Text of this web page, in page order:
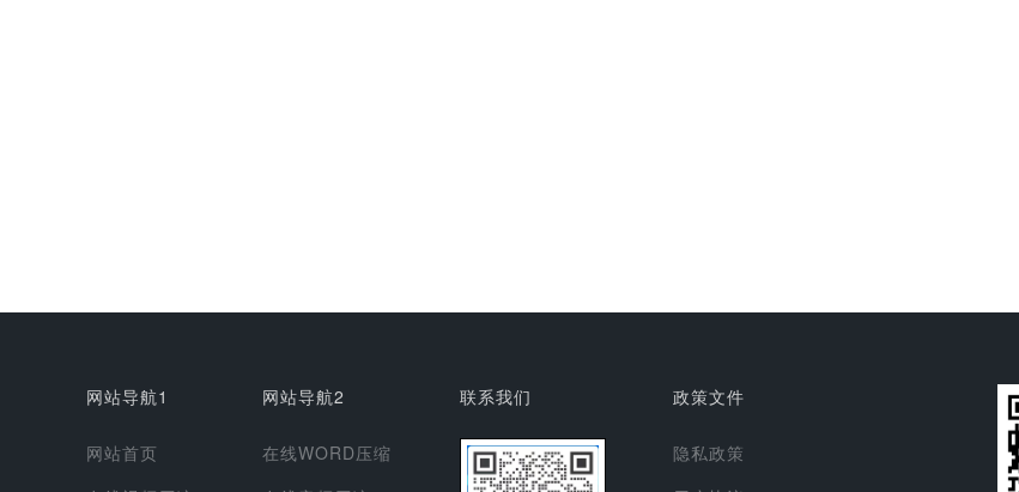
网站导航1
网站首页
网站导航2
在线WORD压缩
联系我们 政策文件
隐私政策